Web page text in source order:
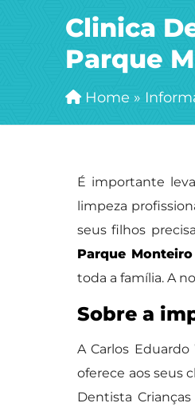
Clinica
Parque
Home »
É importante
limpeza
seus filhos
Parque Monteiro
toda a família. A
Sobre a
A Carlos
oferece aos seus
Dentista